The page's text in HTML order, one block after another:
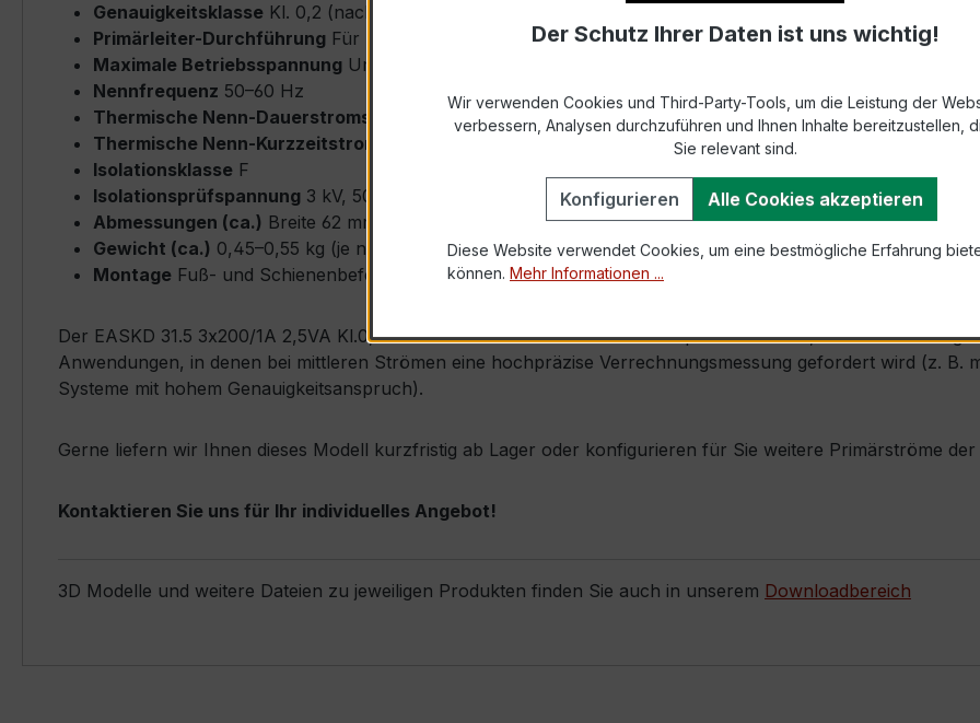
Genauigkeitsklasse Kl. 0,2 (nach IEC/EN 61869-2 bzw. DIN EN 61869-2)
Primärleiter-Durchführung Für Rundleiter bis max. Ø 31 mm (Kabeldurchführung)
Maximale Betriebsspannung Um ≤ 0,72 kV
Nennfrequenz 50–60 Hz
Thermische Nenn-Dauerstromstärke
Icth = 1,2 × Ipr (Dauerstrom 1,2 × Primärnennstrom)
Thermische Nenn-Kurzzeitstromstärke
Isolationsklasse F
Isolationsprüfspannung 3 kV, 50 Hz, 1 min
Abmessungen (ca.) Breite 62 mm × Höhe 82 mm × Tiefe 42 mm
Gewicht (ca.) 0,45–0,55 kg (je nach Ausführung)
Montage Fuß- und Schienenbefestigung möglich, inkl. Isolierschutzkappe
Der EASKD 31.5 3x200/1A 2,5VA Kl.0,2 zeichnet sich durch seine sehr kompakte Bauform, hohe
Anwendungen, in denen bei mittleren Strömen eine hochpräzise Verrechnungsmessung gefordert wird (z. B.
Systeme mit hohem Genauigkeitsanspruch).
Gerne liefern wir Ihnen dieses Modell kurzfristig ab Lager oder konfigurieren für Sie weitere Primärströme der
Kontaktieren Sie uns für Ihr individuelles Angebot!
3D Modelle und weitere Dateien zu jeweiligen Produkten finden Sie auch in unserem Downloadbereich
Der Schutz Ihrer Daten ist uns wichtig!
Wir verwenden Cookies und Third-Party-Tools, um die Leistung der
verbessern, Analysen durchzuführen und Ihnen Inhalte bereitzustellen,
Sie relevant sind.
Konfigurieren Alle Cookies akzeptieren
Diese Website verwendet Cookies, um eine bestmögliche Erfahrung
können. Mehr Informationen ...